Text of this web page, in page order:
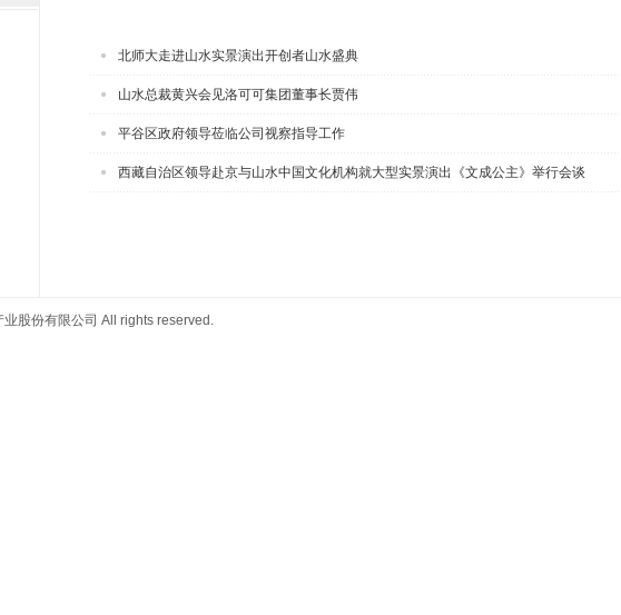
北师大走进山水实景演出开创者山水盛典
山水总裁黄兴会见洛可可集团董事长贾伟
平谷区政府领导莅临公司视察指导工作
西藏自治区领导赴京与山水中国文化机构就大型实景演出《文成公主》举行会谈
股份有限公司 All rights reserved.